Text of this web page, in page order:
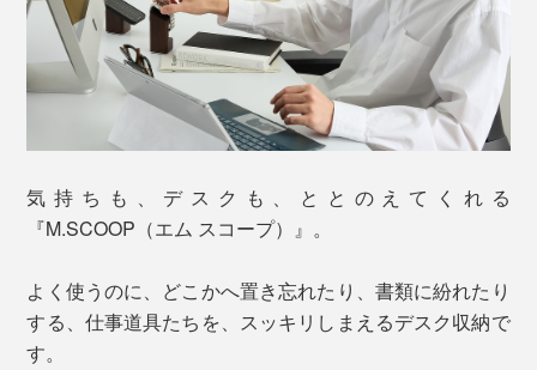
気持ちも、デスクも、ととのえてくれる
『M.SCOOP（エム スコープ）』。
よく使うのに、どこかへ置き忘れたり、書類に紛れたり
する、仕事道具たちを、スッキリしまえるデスク収納で
す。